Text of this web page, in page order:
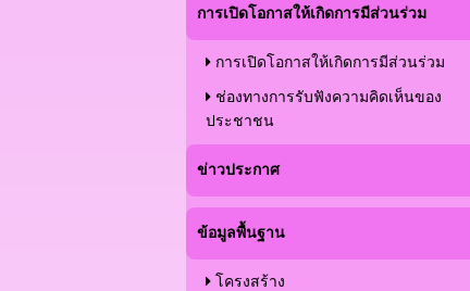
การเปิดโอกาสให้เกิดการมีส่วนร่วม
การเปิดโอกาสให้เกิดการมีส่วนร่วม
ช่องทางการรับฟังความคิดเห็นของ
ประชาชน
ข่าวประกาศ
ข้อมูลพื้นฐาน
โครงสร้าง